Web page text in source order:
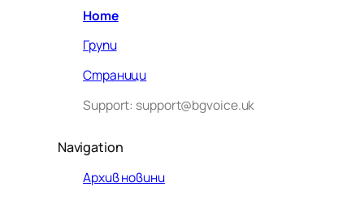
Home
Групи
Страници
Support: support@bgvoice.uk
Navigation
Архив новини